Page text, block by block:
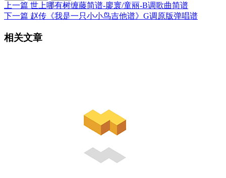
上一篇 世上哪有树缠藤简谱-廖寰/童丽-B调歌曲简谱
下一篇 赵传《我是一只小小鸟吉他谱》G调原版弹唱谱
相关文章